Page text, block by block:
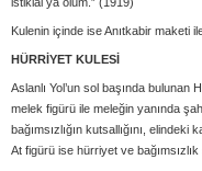
Kulenin içinde ise Anıtkabir maketi ile
HÜRRİYET KULESİ
Aslanlı Yol’un sol başında
melek figürü ile meleğin yanında
bağımsızlığın kutsallığını,
At figürü ise hürriyet ve